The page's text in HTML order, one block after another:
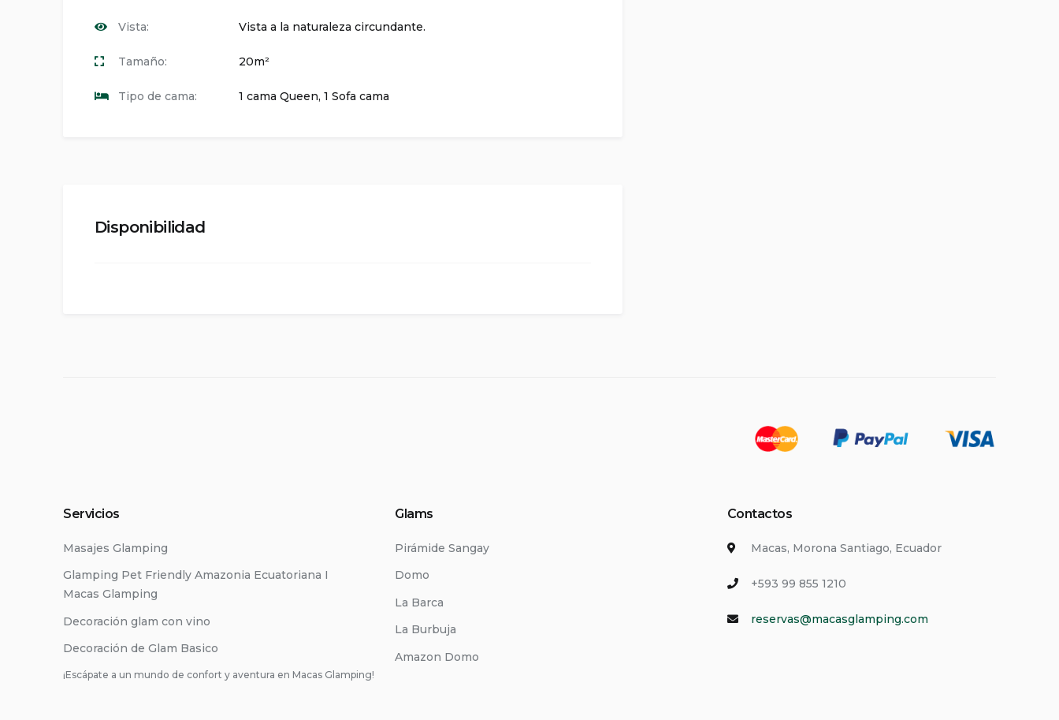
Vista: Vista a la naturaleza circundante.
Tamaño: 20m²
Tipo de cama: 1 cama Queen, 1 Sofa cama
Disponibilidad
Servicios
Masajes Glamping
Glamping Pet Friendly Amazonia Ecuatoriana I
Macas Glamping
Decoración glam con vino
Decoración de Glam Basico
Glams
Pirámide Sangay
Domo
La Barca
La Burbuja
Amazon Domo
Contactos
Macas, Morona Santiago, Ecuador
+593 99 855 1210
reservas@macasglamping.com
¡Escápate a un mundo de confort y aventura en Macas Glamping!